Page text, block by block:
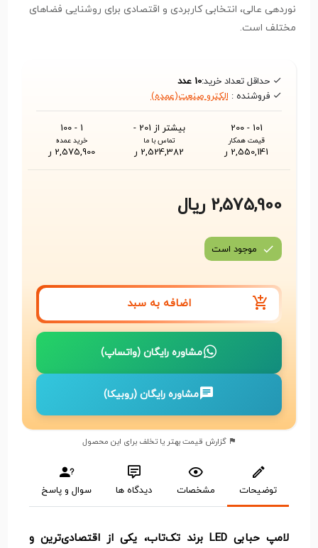
نوردهی عالی، انتخابی کاربردی و اقتصادی برای روشنایی فضاهای
مختلف است.
حداقل تعداد خرید:10 عدد
فروشنده : الکترو صنعت(عمده)
101 - 200
قیمت همکار
2,550,141 ر
بیشتر از 201 -
تماس با ما
2,524,382 ر
1 - 100
خرید عمده
2,575,900 ر
2,575,900 ریال
موجود است
اضافه به سبد
مشاوره رایگان (واتساپ)
مشاوره رایگان (روبیکا)
گزارش قیمت بهتر یا تخلف برای این محصول
توضیحات مشخصات دیدگاه ها سوال و پاسخ
لامپ حبابی LED برند تک‌تاب، یکی از اقتصادی‌ترین و